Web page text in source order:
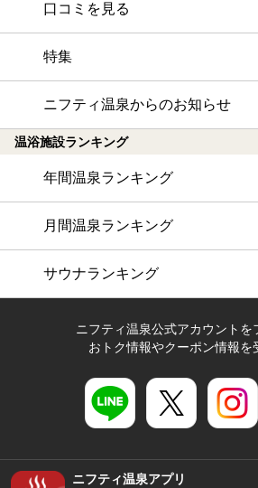
口コミを見る
特集
ニフティ温泉からのお知らせ
温浴施設ランキング
年間温泉ランキング
月間温泉ランキング
サウナランキング
ニフティ温泉公式アカウントを
おトク情報やクーポン情報を
ニフティ温泉アプリ